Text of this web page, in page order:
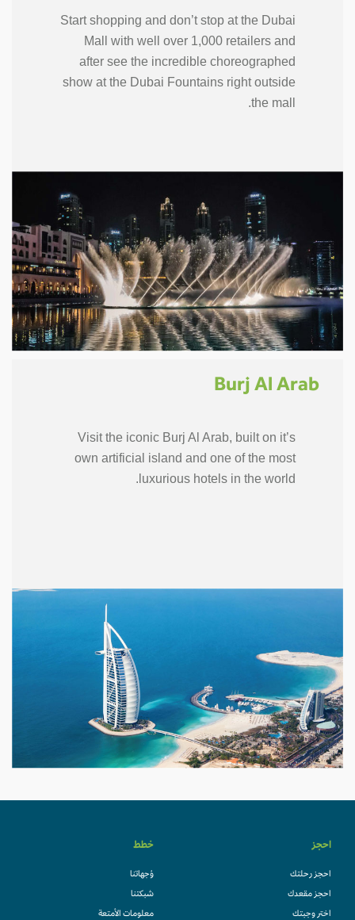
Start shopping and don’t stop at the Dubai
Mall with well over 1,000 retailers and
after see the incredible choreographed
show at the Dubai Fountains right outside
the mall.
Burj Al Arab
Visit the iconic Burj Al Arab, built on it’s
own artificial island and one of the most
luxurious hotels in the world.
احجز
احجز رحلتك
احجز مقعدك
اختر وجبتك
خطط
وُجهاتنا
شبكتنا
معلومات الأمتعة